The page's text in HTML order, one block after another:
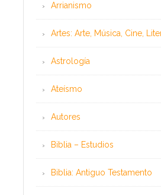
Arrianismo
Artes: Arte, Música, Cine,
Astrología
Ateísmo
Autores
Biblia – Estudios
Biblia: Antiguo Testamento